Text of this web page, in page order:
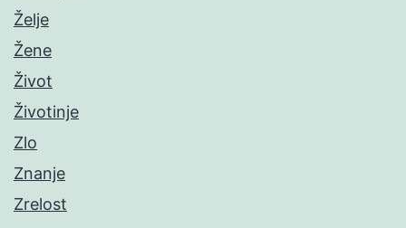
Želje
Žene
Život
Životinje
Zlo
Znanje
Zrelost